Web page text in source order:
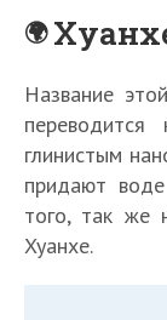
Название
глинистым
придают
того, так же
Хуанхе.